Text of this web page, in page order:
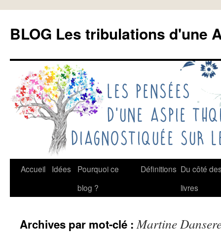
contenu
BLOG Les tribulations d'une
Accueil Idées
Pourquoi ce
blog ?
Définitions Du côté
livres
Archives par mot-clé :Martine